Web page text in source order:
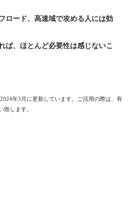
ロード、高速域で攻める人には効
ば、ほとんど必要性は感じないこ
年3月に更新しています。ご活用の際は、有
致します。